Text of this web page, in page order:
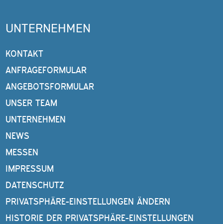
UNTERNEHMEN
KONTAKT
ANFRAGEFORMULAR
ANGEBOTSFORMULAR
UNSER TEAM
UNTERNEHMEN
NEWS
MESSEN
IMPRESSUM
DATENSCHUTZ
PRIVATSPHÄRE-EINSTELLUNGEN ÄNDERN
HISTORIE DER PRIVATSPHÄRE-EINSTELLUNGEN